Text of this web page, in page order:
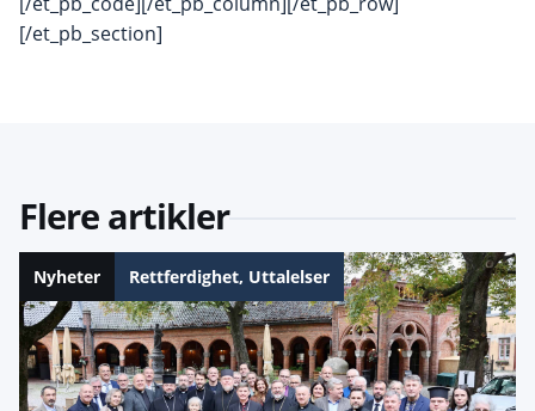
[/et_pb_section]
Flere artikler
Nyheter Rettferdighet, Uttalelser